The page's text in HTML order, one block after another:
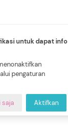
untuk dapat info
pengaturan
saja Aktifkan
BUNDA